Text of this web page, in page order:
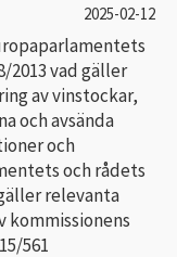
2025-02-12
2013 vad gäller
av vinstockar,
och avsända
och
och rådets
relevanta
kommissionens
561